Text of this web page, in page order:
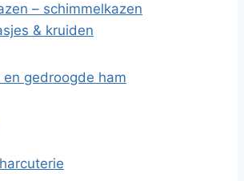
– schimmelkazen
& kruiden
en gedroogde ham